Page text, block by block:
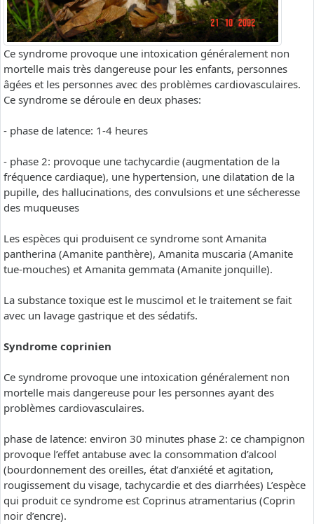
Ce syndrome provoque une intoxication généralement non
mortelle mais très dangereuse pour les enfants, personnes
âgées et les personnes avec des problèmes cardiovasculaires.
Ce syndrome se déroule en deux phases:
- phase de latence: 1-4 heures
- phase 2: provoque une tachycardie (augmentation de la
fréquence cardiaque), une hypertension, une dilatation de la
pupille, des hallucinations, des convulsions et une sécheresse
des muqueuses
Les espèces qui produisent ce syndrome sont Amanita
pantherina (Amanite panthère), Amanita muscaria (Amanite
tue-mouches) et Amanita gemmata (Amanite jonquille).
La substance toxique est le muscimol et le traitement se fait
avec un lavage gastrique et des sédatifs.
Syndrome coprinien
Ce syndrome provoque une intoxication généralement non
mortelle mais dangereuse pour les personnes ayant des
problèmes cardiovasculaires.
phase de latence: environ 30 minutes phase 2: ce champignon
provoque l’effet antabuse avec la consommation d’alcool
(bourdonnement des oreilles, état d’anxiété et agitation,
rougissement du visage, tachycardie et des diarrhées) L’espèce
qui produit ce syndrome est Coprinus atramentarius (Coprin
noir d’encre).